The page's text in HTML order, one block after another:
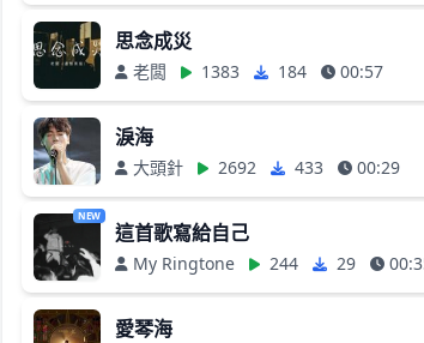
思念成災
老闆 1383 184 00:57
淚海
大頭針 2692 433 00:29
NEW
這首歌寫給自己
My Ringtone 244 29
愛琴海